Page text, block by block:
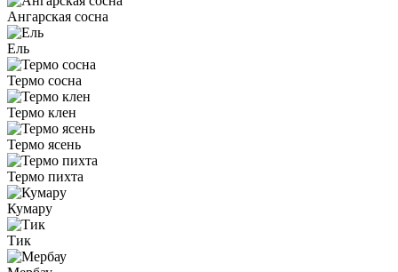
Ангарская сосна
Ель
Термо сосна
Термо клен
Термо ясень
Термо пихта
Кумару
Тик